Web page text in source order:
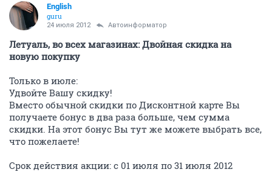
English
guru
24 июля 2012 Автоинформатор
Летуаль, во всех магазинах: Двойная скидка на
новую покупку
Только в июле:
Удвойте Вашу скидку!
Вместо обычной скидки по Дисконтной карте Вы
получаете бонус в два раза больше, чем сумма
скидки. На этот бонус Вы тут же можете выбрать все,
что пожелаете!
Срок действия акции: с 01 июля по 31 июля 2012